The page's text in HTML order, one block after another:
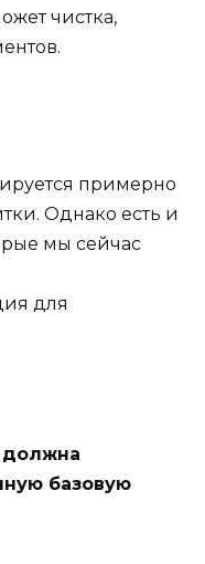
чистка,
примерно
Однако есть и
мы сейчас
для
должна
базовую